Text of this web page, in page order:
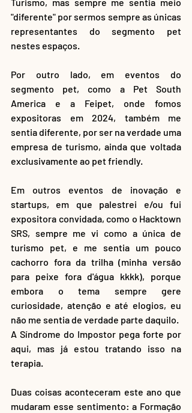
Turismo, mas sempre me sentia meio
"diferente" por sermos sempre as únicas
representantes do segmento pet
nestes espaços.
Por outro lado, em eventos do
segmento pet, como a Pet South
America e a Feipet, onde fomos
expositoras em 2024, também me
sentia diferente, por ser na verdade uma
empresa de turismo, ainda que voltada
exclusivamente ao pet friendly.
Em outros eventos de inovação e
startups, em que palestrei e/ou fui
expositora convidada, como o Hacktown
SRS, sempre me vi como a única de
turismo pet, e me sentia um pouco
cachorro fora da trilha (minha versão
para peixe fora d'água kkkk), porque
embora o tema sempre gere
curiosidade, atenção e até elogios, eu
não me sentia de verdade parte daquilo.
A Síndrome do Impostor pega forte por
aqui, mas já estou tratando isso na
terapia.
Duas coisas aconteceram este ano que
mudaram esse sentimento: a Formação